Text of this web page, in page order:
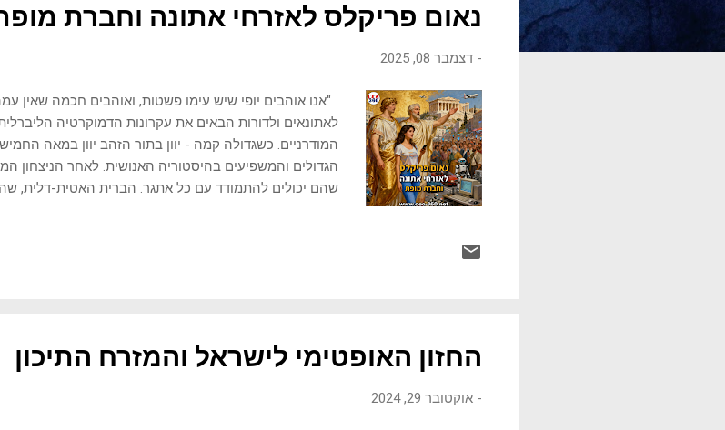
נאום פריקלס לאזרחי אתונה וחברת
- דצמבר 08, 2025
"אנו אוהבים יופי שיש עימו פשטות, ואוהבים חכמה שאין
לאתונאים ולדורות הבאים את עקרונות הדמוקרטיה
המודרניים. כשגדולה קמה - יוון בתור הזהב יוון במאה
הגדולים והמשפיעים בהיסטוריה האנושית. לאחר הניצחון
שהם יכולים להתמודד עם כל אתגר. הברית האטית-דלית,
בתקופה זו, לא כסמל של כוח צבאי, אלא כביטוי לתוצאות
החזון האופטימי לישראל והמזרח התיכון
- אוקטובר 29, 2024